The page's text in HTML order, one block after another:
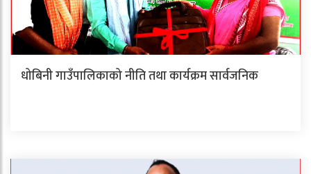
धोबिनी गाउँपालिकाको नीति तथा कार्यक्रम सार्वजनिक